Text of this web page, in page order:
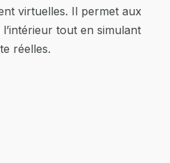
virtuelles. Il permet aux
tout en simulant
réelles.